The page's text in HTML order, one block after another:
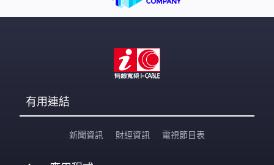
有用連結
新聞資訊 財經資訊 電視節目表